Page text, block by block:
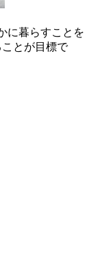
に暮らすことを
とが目標で